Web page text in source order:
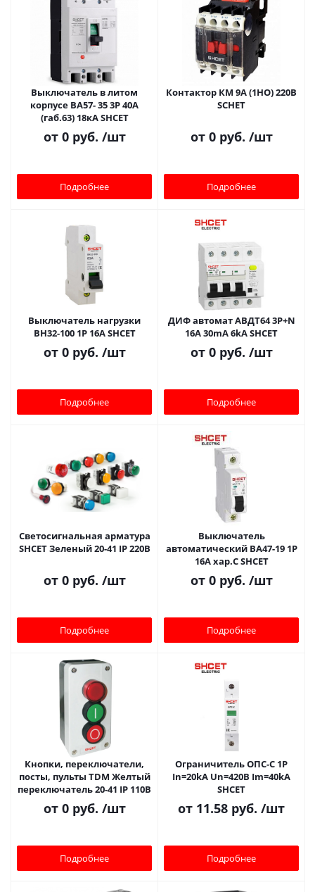
Выключатель в литом
корпусе ВА57- 35 3Р 40А
(габ.63) 18кА SHCET
от 0 руб. /шт
Подробнее
Контактор КМ 9А (1НО) 220В
SCHET
от 0 руб. /шт
Подробнее
Выключатель нагрузки
ВН32-100 1Р 16A SHСET
от 0 руб. /шт
Подробнее
ДИФ автомат АВДТ64 3P+N
16A 30mA 6kA SHCET
от 0 руб. /шт
Подробнее
Светосигнальная арматура
SHCET Зеленый 20-41 IP 220В
от 0 руб. /шт
Подробнее
Выключатель
автоматический ВА47-19 1Р
16A хар.C SHCET
от 0 руб. /шт
Подробнее
Кнопки, переключатели,
посты, пульты TDM Желтый
переключатель 20-41 IP 110В
от 0 руб. /шт
Подробнее
Ограничитель ОПС-С 1P
In=20kA Un=420B Im=40kA
SHCET
от 11.58 руб. /шт
Подробнее